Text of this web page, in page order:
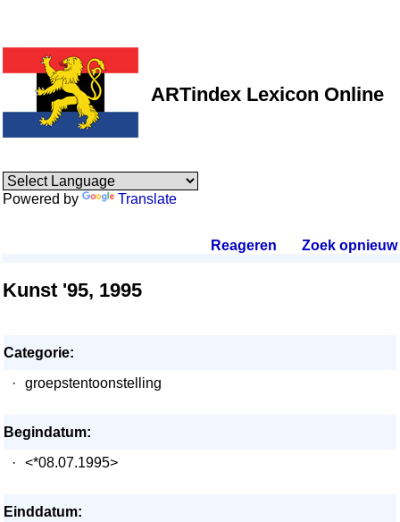
ARTindex Lexicon Online
Powered by Translate
Reageren Zoek opnieuw.
Kunst '95, 1995
Categorie:
·
groepstentoonstelling
Begindatum:
·
<*08.07.1995>
Einddatum: